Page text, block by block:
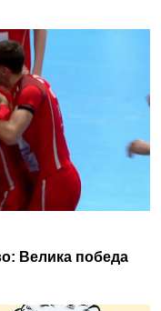
Велика победа